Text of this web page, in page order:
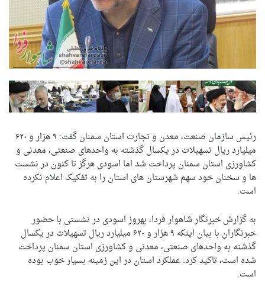
رئیس سازمان صنعت،‌ معدن و تجارت استان سمنان گفت: ۹ هزار و ۶۲۰
میلیارد ریال تسهیلات در یکسال گذشته به واحدهای صنعتی، معدنی و
کشاورزی استان سمنان پرداخت شد اما اسودی هرگز تا کنون در نشست
ها و سخنان خود سهم شهرستان های استان را به تفکیک اعلام نکرده
است.
به گزارش خبرنگار شاهوار فردا، بهروز اسودی در نشستی با حضور
خبرنگاران با بیان اینکه ۹ هزار و ۶۲۰ میلیارد ریال تسهیلات در یکسال
گذشته به واحدهای صنعتی، معدنی و کشاورزی استان سمنان پرداخت
شده است، تاکید کرد: عملکرد استان در این زمینه بسیار خوب بوده
است.